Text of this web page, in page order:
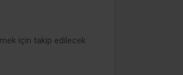
için takip edilecek